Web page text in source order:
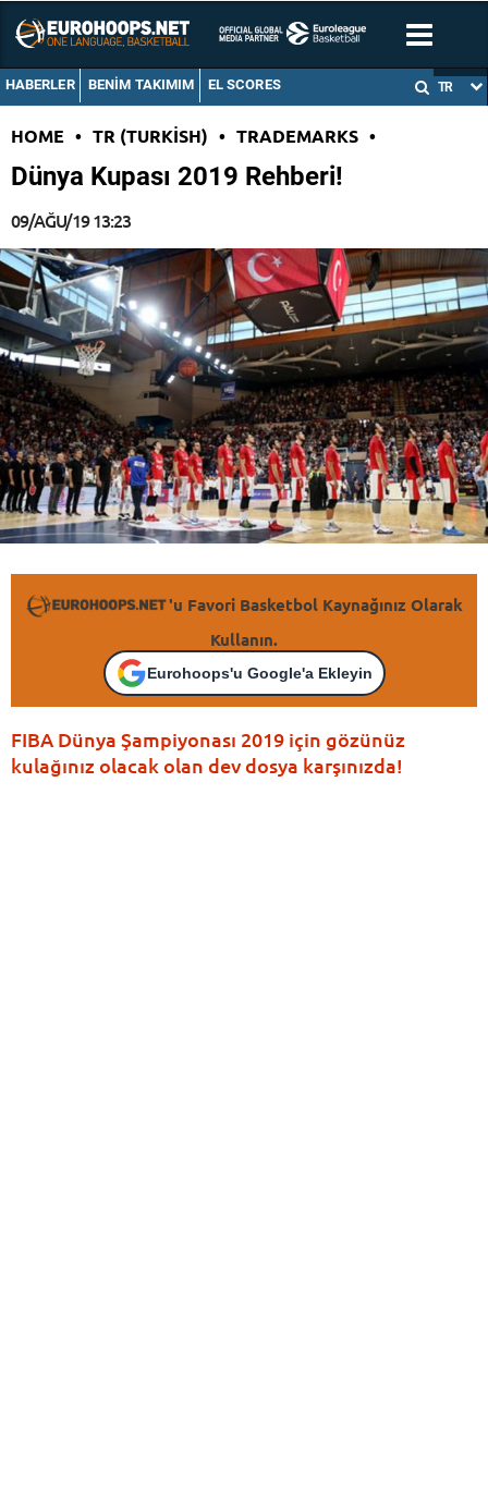
HABERLER BENIM TAKIMIM EL SCORES TR
HOME • TR (TURKISH) • TRADEMARKS •
Dünya Kupası 2019 Rehberi!
09/AĞU/19 13:23
'u Favori Basketbol Kaynağınız Olarak
Kullanın.
Eurohoops'u Google'a Ekleyin
FIBA Dünya Şampiyonası 2019 için gözünüz
kulağınız olacak olan dev dosya karşınızda!